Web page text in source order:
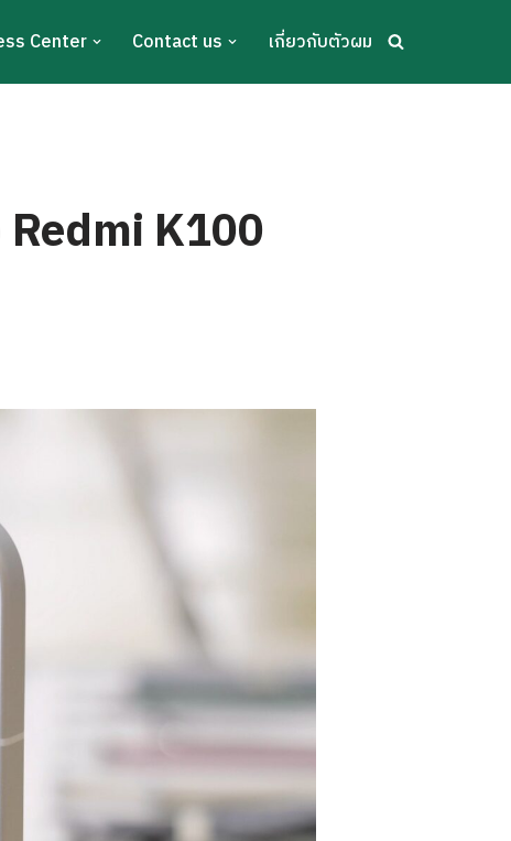
Center Contact us เกี่ยวกับตัวผม
Redmi K100